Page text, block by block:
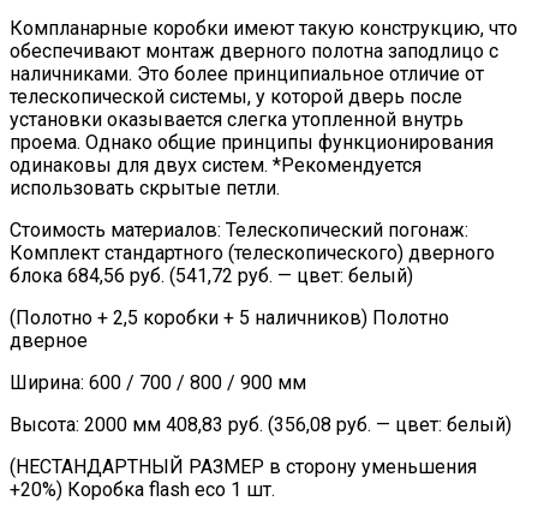
Компланарные коробки имеют такую конструкцию, что
обеспечивают монтаж дверного полотна заподлицо с
наличниками. Это более принципиальное отличие от
телескопической системы, у которой дверь после
установки оказывается слегка утопленной внутрь
проема. Однако общие принципы функционирования
одинаковы для двух систем. *Рекомендуется
использовать скрытые петли.
Стоимость материалов: Телескопический погонаж:
Комплект стандартного (телескопического) дверного
блока 684,56 руб. (541,72 руб. — цвет: белый)
(Полотно + 2,5 коробки + 5 наличников) Полотно
дверное
Ширина: 600 / 700 / 800 / 900 мм
Высота: 2000 мм 408,83 руб. (356,08 руб. — цвет: белый)
(НЕСТАНДАРТНЫЙ РАЗМЕР в сторону уменьшения
+20%) Коробка flash eco 1 шт.